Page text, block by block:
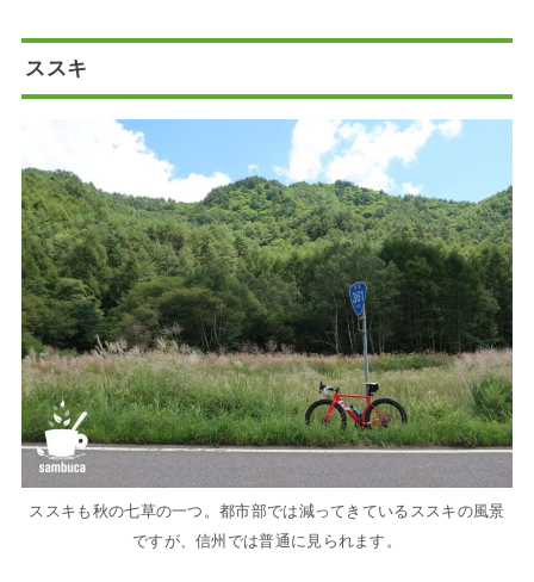
ススキ
ススキも秋の七草の一つ。都市部では減ってきているススキの風景
ですが、信州では普通に見られます。